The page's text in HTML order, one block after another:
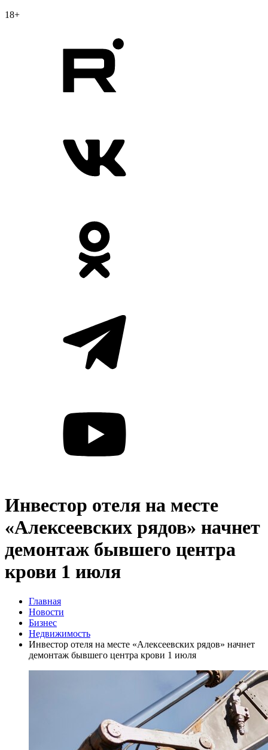
18+
Инвестор отеля на месте
«Алексеевских рядов» начнет
демонтаж бывшего центра
крови 1 июля
Главная
Новости
Бизнес
Недвижимость
Инвестор отеля на месте «Алексеевских рядов» начнет
демонтаж бывшего центра крови 1 июля